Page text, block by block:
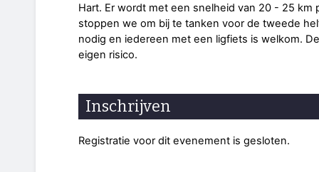
Hart. Er wordt met een snelheid van 20 - 25
stoppen we om bij te tanken voor de tweede
nodig en iedereen met een ligfiets is welkom.
eigen risico.
Inschrijven
Registratie voor dit evenement is gesloten.